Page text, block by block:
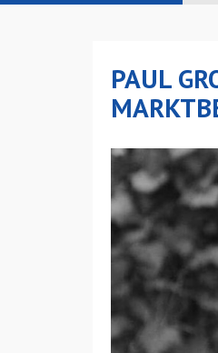
PAUL